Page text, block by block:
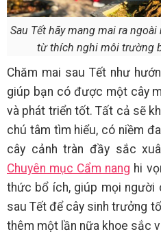
Sau Tết hãy mang mai ra
từ thích nghi môi trường
Chăm mai sau Tết như
giúp bạn có được một cây
và phát triển tốt. Tất cả sẽ
chú tâm tìm hiểu, có niềm
cây cảnh tràn đầy sắc
Chuyên mục Cẩm nang hi
thức bổ ích, giúp mọi người
sau Tết để cây sinh trưởng
thêm một lần nữa khoe sắc